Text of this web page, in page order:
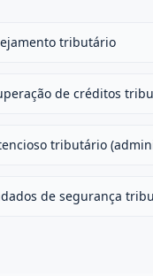
tributário
de créditos
tributário
de segurança